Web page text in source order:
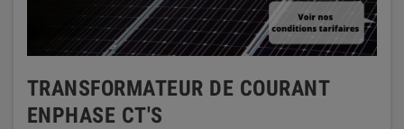
TRANSFORMATEUR DE COURANT
ENPHASE CT'S